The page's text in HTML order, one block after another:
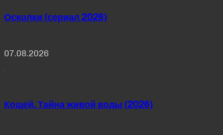
Осколки (сериал 2026)
07.08.2026
Кощей. Тайна живой воды (2026)